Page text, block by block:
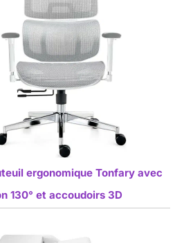
ergonomique Tonfary avec
130° et accoudoirs 3D